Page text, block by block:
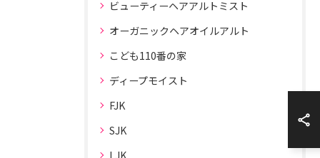
ビューティーヘアアルトミスト
オーガニックヘアオイルアルト
こども110番の家
ディープモイスト
FJK
SJK
LJK